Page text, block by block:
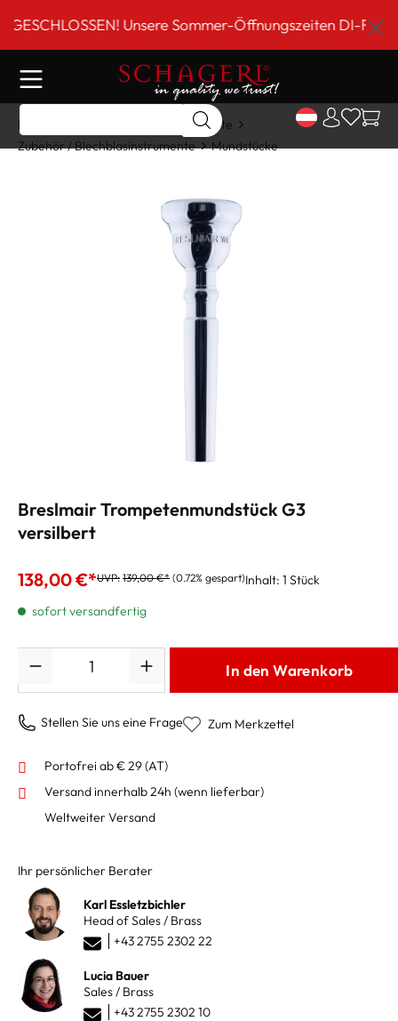
springenUnsere Sommer-Öffnungszeiten DI-FR 9
Home
Blechblasinstrumente
Zubehör / Blechblasinstrumente
Mundstücke
Breslmair Trompetenmundstück G3
versilbert
138,00 €*UVP: 139,00 €* (0.72% gespart)Inhalt: 1 Stück
sofort versandfertig
In den Warenkorb
Stellen Sie uns eine Frage Zum Merkzettel
Portofrei ab € 29 (AT)
Versand innerhalb 24h (wenn lieferbar)
Weltweiter Versand
Ihr persönlicher Berater
Karl Essletzbichler
Head of Sales / Brass
+43 2755 2302 22
Lucia Bauer
Sales / Brass
+43 2755 2302 10